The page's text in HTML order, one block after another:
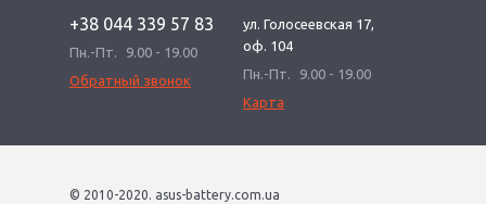
+38 044 339 57 83
Пн.-Пт.
9.00 - 19.00
Обратный звонок
ул. Голосеевская 17,
оф. 104
Пн.-Пт.
9.00 - 19.00
Карта
© 2010-2020. asus-battery.com.ua